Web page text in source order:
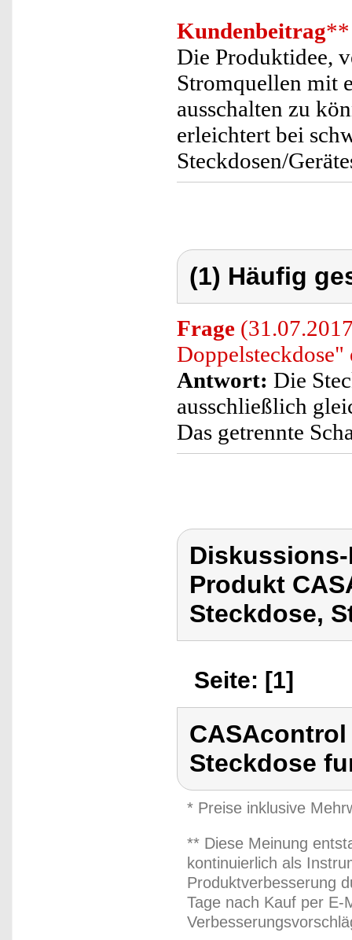
Kundenbeitrag**
Die Produktidee,
Stromquellen mit
ausschalten zu
erleichtert bei
Steckdosen/
(1) Häufig
Frage
Doppelsteckdose"
Antwort: Die
ausschließlich
Das getrennte
Produkt
Steckdose,
Seite: [1]
Steckdose
* Preise inklusive
** Diese Meinung
kontinuierlich als
Produktverbesserung
Tage nach Kauf per E-